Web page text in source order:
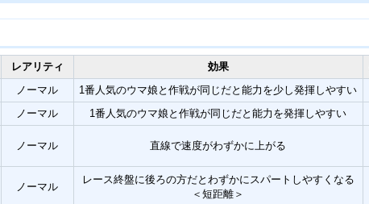
レアリティ 効果
ノーマル 1番人気のウマ娘と作戦が同じだと能力を少し発揮しやすい
ノーマル 1番人気のウマ娘と作戦が同じだと能力を発揮しやすい
ノーマル 直線で速度がわずかに上がる
ノーマル
レース終盤に後ろの方だとわずかにスパートしやすくなる
＜短距離＞